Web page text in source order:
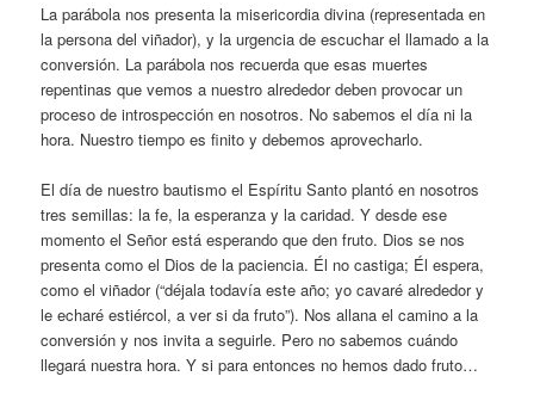
La parábola nos presenta la misericordia divina (representada en
la persona del viñador), y la urgencia de escuchar el llamado a la
conversión. La parábola nos recuerda que esas muertes
repentinas que vemos a nuestro alrededor deben provocar un
proceso de introspección en nosotros. No sabemos el día ni la
hora. Nuestro tiempo es finito y debemos aprovecharlo.
El día de nuestro bautismo el Espíritu Santo plantó en nosotros
tres semillas: la fe, la esperanza y la caridad. Y desde ese
momento el Señor está esperando que den fruto. Dios se nos
presenta como el Dios de la paciencia. Él no castiga; Él espera,
como el viñador (“déjala todavía este año; yo cavaré alrededor y
le echaré estiércol, a ver si da fruto”). Nos allana el camino a la
conversión y nos invita a seguirle. Pero no sabemos cuándo
llegará nuestra hora. Y si para entonces no hemos dado fruto…